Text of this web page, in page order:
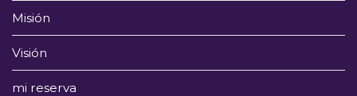
Misión
Visión
mi reserva